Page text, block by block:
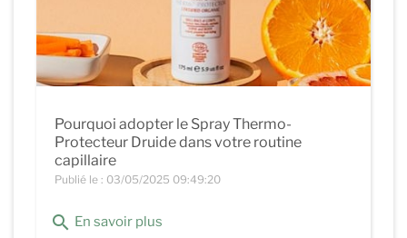
Pourquoi adopter le Spray Thermo-
Protecteur Druide dans votre routine
capillaire
Publié le : 03/05/2025 09:49:20
search En savoir plus